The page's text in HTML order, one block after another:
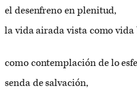
el desenfreno en plenitud,
la vida airada vista como vida
como contemplación de lo
senda de salvación,